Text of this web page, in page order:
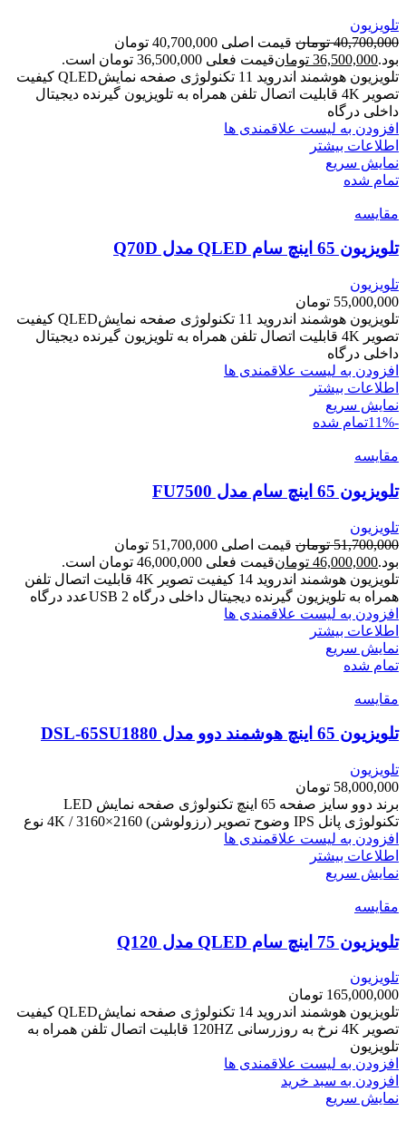
تلویزیون
40,700,000 تومان
قیمت اصلی 40,700,000 تومان
بود.36,500,000 تومانقیمت فعلی 36,500,000 تومان است.
تلویزیون هوشمند اندروید 11 تکنولوژی صفحه نمایشQLED کیفیت
تصویر 4K قابلیت اتصال تلفن همراه به تلویزیون گیرنده دیجیتال
داخلی درگاه
افزودن به لیست علاقمندی ها
اطلاعات بیشتر
نمایش سریع
تمام شده
مقایسه
تلویزیون 65 اینچ سام QLED مدل Q70D
تلویزیون
55,000,000 تومان
تلویزیون هوشمند اندروید 11 تکنولوژی صفحه نمایشQLED کیفیت
تصویر 4K قابلیت اتصال تلفن همراه به تلویزیون گیرنده دیجیتال
داخلی درگاه
افزودن به لیست علاقمندی ها
اطلاعات بیشتر
نمایش سریع
-11%
تمام شده
مقایسه
تلویزیون 65 اینچ سام مدل FU7500
تلویزیون
51,700,000 تومان
قیمت اصلی 51,700,000 تومان
بود.46,000,000 تومانقیمت فعلی 46,000,000 تومان است.
تلویزیون هوشمند اندروید 14 کیفیت تصویر 4K قابلیت اتصال تلفن
همراه به تلویزیون گیرنده دیجیتال داخلی درگاه USB 2عدد درگاه
افزودن به لیست علاقمندی ها
اطلاعات بیشتر
نمایش سریع
تمام شده
مقایسه
تلویزیون 65 اینچ هوشمند دوو مدل DSL-65SU1880
تلویزیون
58,000,000 تومان
برند دوو سایز صفحه 65 اینچ تکنولوژی صفحه نمایش LED
تکنولوژی پانل IPS وضوح تصویر (رزولوشن) 2160×3160 / 4K نوع
افزودن به لیست علاقمندی ها
اطلاعات بیشتر
نمایش سریع
مقایسه
تلویزیون 75 اینچ سام QLED مدل Q120
تلویزیون
165,000,000 تومان
تلویزیون هوشمند اندروید 14 تکنولوژی صفحه نمایشQLED کیفیت
تصویر 4K نرخ به روزرسانی 120HZ قابلیت اتصال تلفن همراه به
تلویزیون
افزودن به لیست علاقمندی ها
افزودن به سبد خرید
نمایش سریع